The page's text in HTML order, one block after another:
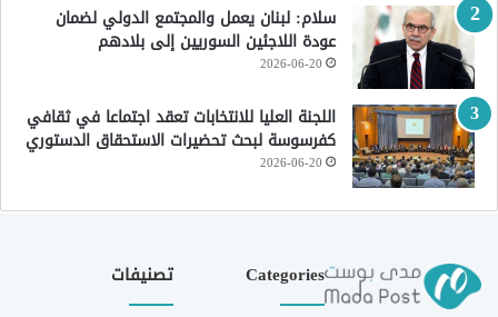
سلام: لبنان يعمل والمجتمع الدولي لضمان
عودة اللاجئين السوريين إلى بلادهم
2026-06-20
اللجنة العليا للانتخابات تعقد اجتماعا في ثقافي
كفرسوسة لبحث تحضيرات الاستحقاق الدستوري
2026-06-20
Categories تصنيفات